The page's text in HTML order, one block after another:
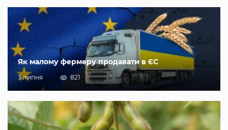
Як малому фермеру продавати в ЄС
3 липня 821